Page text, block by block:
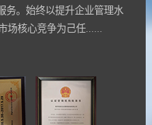
务。始终以提升企业管理水
场核心竞争为己任......